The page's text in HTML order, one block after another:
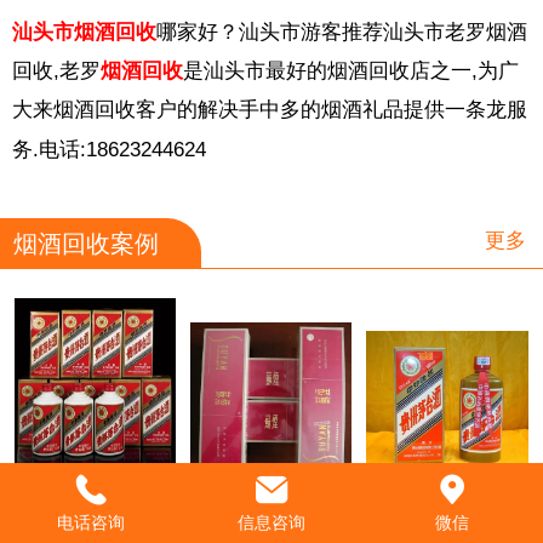
汕头市烟酒回收哪家好？汕头市游客推荐汕头市老罗烟酒
回收,老罗烟酒回收是汕头市最好的烟酒回收店之一,为广
大来烟酒回收客户的解决手中多的烟酒礼品提供一条龙服
务.电话:18623244624
烟酒回收案例 更多
电话咨询
信息咨询 微信